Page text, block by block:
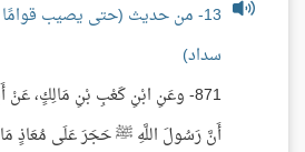
13- من حديث (حتى يصيب
سداد)
871- وعَنِ ابْنِ كَعْبِ بْنِ مَالِكٍ، عَنْ
أَنَّ رَسُولَ اللَّهِ ﷺ حَجَرَ عَلَى مُعَاذٍ